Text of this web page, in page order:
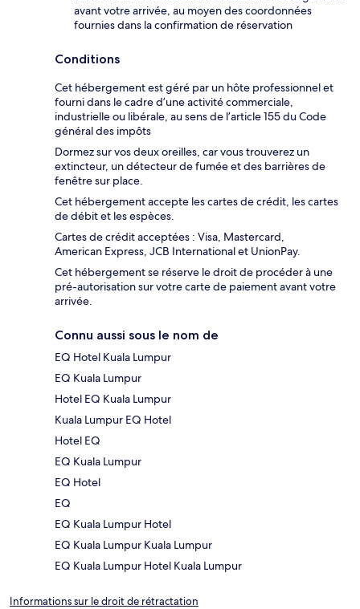
avant votre arrivée, au moyen des coordonnées
fournies dans la confirmation de réservation
Conditions
Cet hébergement est géré par un hôte professionnel et
fourni dans le cadre d’une activité commerciale,
industrielle ou libérale, au sens de l’article 155 du Code
général des impôts
Dormez sur vos deux oreilles, car vous trouverez un
extincteur, un détecteur de fumée et des barrières de
fenêtre sur place.
Cet hébergement accepte les cartes de crédit, les cartes
de débit et les espèces.
Cartes de crédit acceptées : Visa, Mastercard,
American Express, JCB International et UnionPay.
Cet hébergement se réserve le droit de procéder à une
pré-autorisation sur votre carte de paiement avant votre
arrivée.
Connu aussi sous le nom de
EQ Hotel Kuala Lumpur
EQ Kuala Lumpur
Hotel EQ Kuala Lumpur
Kuala Lumpur EQ Hotel
Hotel EQ
EQ Kuala Lumpur
EQ Hotel
EQ
EQ Kuala Lumpur Hotel
EQ Kuala Lumpur Kuala Lumpur
EQ Kuala Lumpur Hotel Kuala Lumpur
Informations sur le droit de rétractation